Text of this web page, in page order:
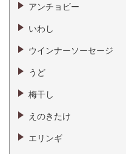
アンチョビー
いわし
ウインナーソーセージ
うど
梅干し
えのきたけ
エリンギ